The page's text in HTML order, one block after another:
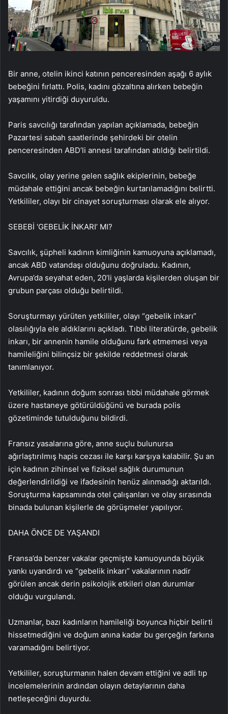
Bir anne, otelin ikinci katının penceresinden aşağı 6 aylık
bebeğini fırlattı. Polis, kadını gözaltına alırken bebeğin
yaşamını yitirdiği duyuruldu.
Paris savcılığı tarafından yapılan açıklamada, bebeğin
Pazartesi sabah saatlerinde şehirdeki bir otelin
penceresinden ABD’li annesi tarafından atıldığı belirtildi.
Savcılık, olay yerine gelen sağlık ekiplerinin, bebeğe
müdahale ettiğini ancak bebeğin kurtarılamadığını belirtti.
Yetkililer, olayı bir cinayet soruşturması olarak ele alıyor.
SEBEBİ ‘GEBELİK İNKARI’ MI?
Savcılık, şüpheli kadının kimliğinin kamuoyuna açıklamadı,
ancak ABD vatandaşı olduğunu doğruladu. Kadının,
Avrupa’da seyahat eden, 20’li yaşlarda kişilerden oluşan bir
grubun parçası olduğu belirtildi.
Soruşturmayı yürüten yetkililer, olayı “gebelik inkarı”
olasılığıyla ele aldıklarını açıkladı. Tıbbi literatürde, gebelik
inkarı, bir annenin hamile olduğunu fark etmemesi veya
hamileliğini bilinçsiz bir şekilde reddetmesi olarak
tanımlanıyor.
Yetkililer, kadının doğum sonrası tıbbi müdahale görmek
üzere hastaneye götürüldüğünü ve burada polis
gözetiminde tutulduğunu bildirdi.
Fransız yasalarına göre, anne suçlu bulunursa
ağırlaştırılmış hapis cezası ile karşı karşıya kalabilir. Şu an
için kadının zihinsel ve fiziksel sağlık durumunun
değerlendirildiği ve ifadesinin henüz alınmadığı aktarıldı.
Soruşturma kapsamında otel çalışanları ve olay sırasında
binada bulunan kişilerle de görüşmeler yapılıyor.
DAHA ÖNCE DE YAŞANDI
Fransa’da benzer vakalar geçmişte kamuoyunda büyük
yankı uyandırdı ve “gebelik inkarı” vakalarının nadir
görülen ancak derin psikolojik etkileri olan durumlar
olduğu vurgulandı.
Uzmanlar, bazı kadınların hamileliği boyunca hiçbir belirti
hissetmediğini ve doğum anına kadar bu gerçeğin farkına
varamadığını belirtiyor.
Yetkililer, soruşturmanın halen devam ettiğini ve adli tıp
incelemelerinin ardından olayın detaylarının daha
netleşeceğini duyurdu.